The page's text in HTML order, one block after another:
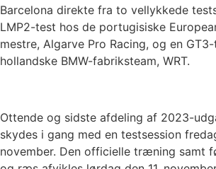
Barcelona direkte fra to vellykkede
LMP2-test hos de portugisiske
mestre, Algarve Pro Racing, og en
hollandske BMW-fabriksteam, WRT.
Ottende og sidste afdeling af 2023-
skydes i gang med en testsession
november. Den officielle træning samt